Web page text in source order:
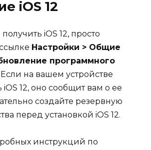
iOS 12
iOS 12, просто
Настройки > Общие
программного
Если на вашем устройстве
iOS 12, оно сообщит вам о ее
создайте резервную
перед установкой iOS 12.
инструкций по